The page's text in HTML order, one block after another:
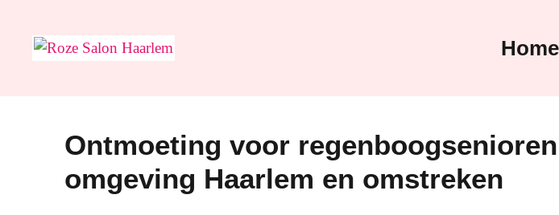
Home
Ontmoeting voor
omgeving Haarlem en omstreken